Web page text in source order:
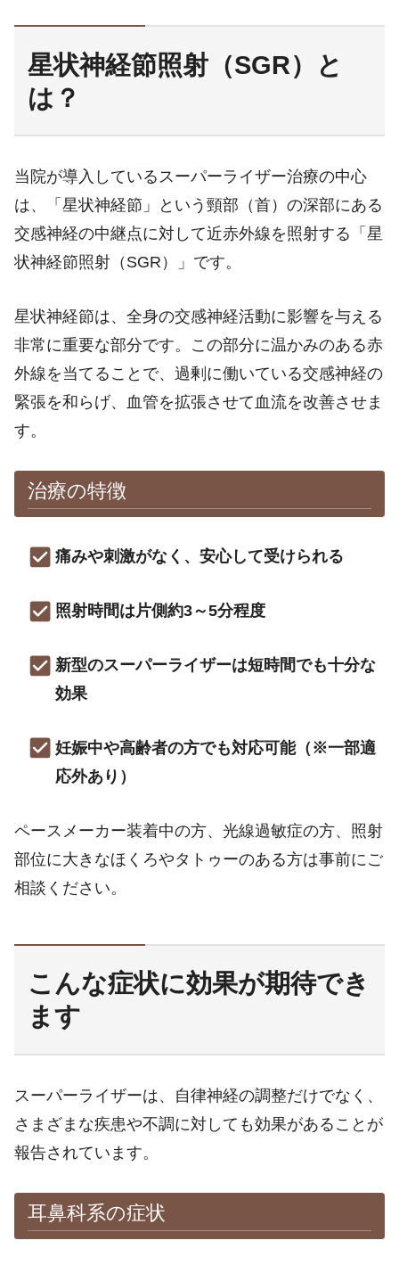
星状神経節照射（SGR）と
は？
当院が導入しているスーパーライザー治療の中心
は、「星状神経節」という頸部（首）の深部にある
交感神経の中継点に対して近赤外線を照射する「星
状神経節照射（SGR）」です。
星状神経節は、全身の交感神経活動に影響を与える
非常に重要な部分です。この部分に温かみのある赤
外線を当てることで、過剰に働いている交感神経の
緊張を和らげ、血管を拡張させて血流を改善させま
す。
治療の特徴
痛みや刺激がなく、安心して受けられる
照射時間は片側約3～5分程度
新型のスーパーライザーは短時間でも十分な
効果
妊娠中や高齢者の方でも対応可能（※一部適
応外あり）
ペースメーカー装着中の方、光線過敏症の方、照射
部位に大きなほくろやタトゥーのある方は事前にご
相談ください。
こんな症状に効果が期待でき
ます
スーパーライザーは、自律神経の調整だけでなく、
さまざまな疾患や不調に対しても効果があることが
報告されています。
耳鼻科系の症状